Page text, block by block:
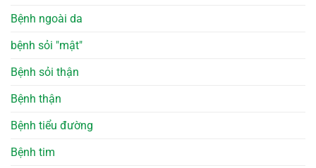
Bệnh ngoài da
bệnh sỏi "mật"
Bệnh sỏi thận
Bệnh thận
Bệnh tiểu đường
Bệnh tim